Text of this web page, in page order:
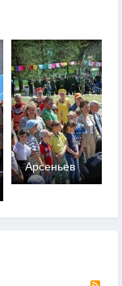
Арсеньев